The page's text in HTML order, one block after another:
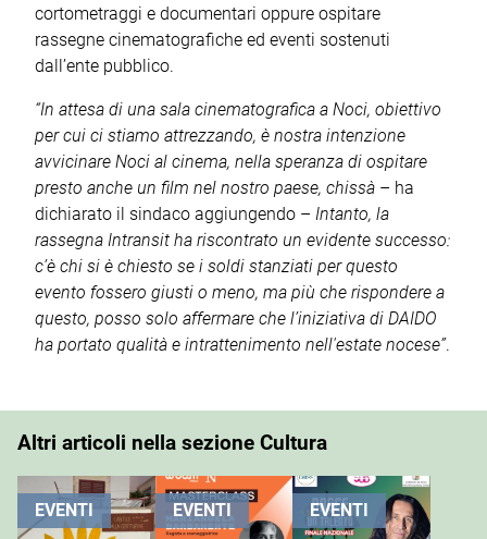
cortometraggi e documentari oppure ospitare
rassegne cinematografiche ed eventi sostenuti
dall’ente pubblico.
“In attesa di una sala cinematografica a Noci, obiettivo
per cui ci stiamo attrezzando, è nostra intenzione
avvicinare Noci al cinema, nella speranza di ospitare
presto anche un film nel nostro paese, chissà – ha
dichiarato il sindaco aggiungendo – Intanto, la
rassegna Intransit ha riscontrato un evidente successo:
c’è chi si è chiesto se i soldi stanziati per questo
evento fossero giusti o meno, ma più che rispondere a
questo, posso solo affermare che l’iniziativa di DAIDO
ha portato qualità e intrattenimento nell'estate nocese”.
Altri articoli nella sezione Cultura
EVENTI EVENTI EVENTI